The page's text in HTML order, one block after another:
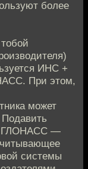
более
ИНС +
При этом,
может
ГЛОНАСС —
системы